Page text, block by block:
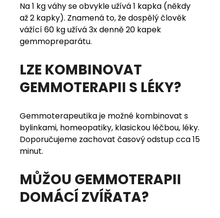
Na 1 kg váhy se obvykle užívá 1 kapka (někdy
až 2 kapky). Znamená to, že dospělý člověk
vážící 60 kg užívá 3x denně 20 kapek
gemmopreparátu.
LZE KOMBINOVAT
GEMMOTERAPII S LÉKY?
Gemmoterapeutika je možné kombinovat s
bylinkami, homeopatiky, klasickou léčbou, léky.
Doporučujeme zachovat časový odstup cca 15
minut.
MŮŽOU GEMMOTERAPII
DOMÁCÍ ZVÍŘATA?